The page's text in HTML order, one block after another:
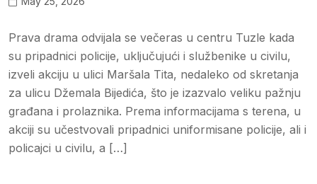
Prava drama odvijala se večeras u centru Tuzle kada
su pripadnici policije, uključujući i službenike u civilu,
izveli akciju u ulici Maršala Tita, nedaleko od skretanja
za ulicu Džemala Bijedića, što je izazvalo veliku pažnju
građana i prolaznika. Prema informacijama s terena, u
akciji su učestvovali pripadnici uniformisane policije, ali i
policajci u civilu, a […]